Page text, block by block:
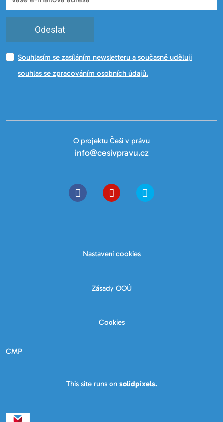
Odeslat
Souhlasím se zasíláním newsletteru a současně uděluji
souhlas se zpracováním osobních údajů.
O projektu Češi v právu
info@cesivpravu.cz
Nastavení cookies
Zásady OOÚ
Cookies
CMP
This site runs on solidpixels.